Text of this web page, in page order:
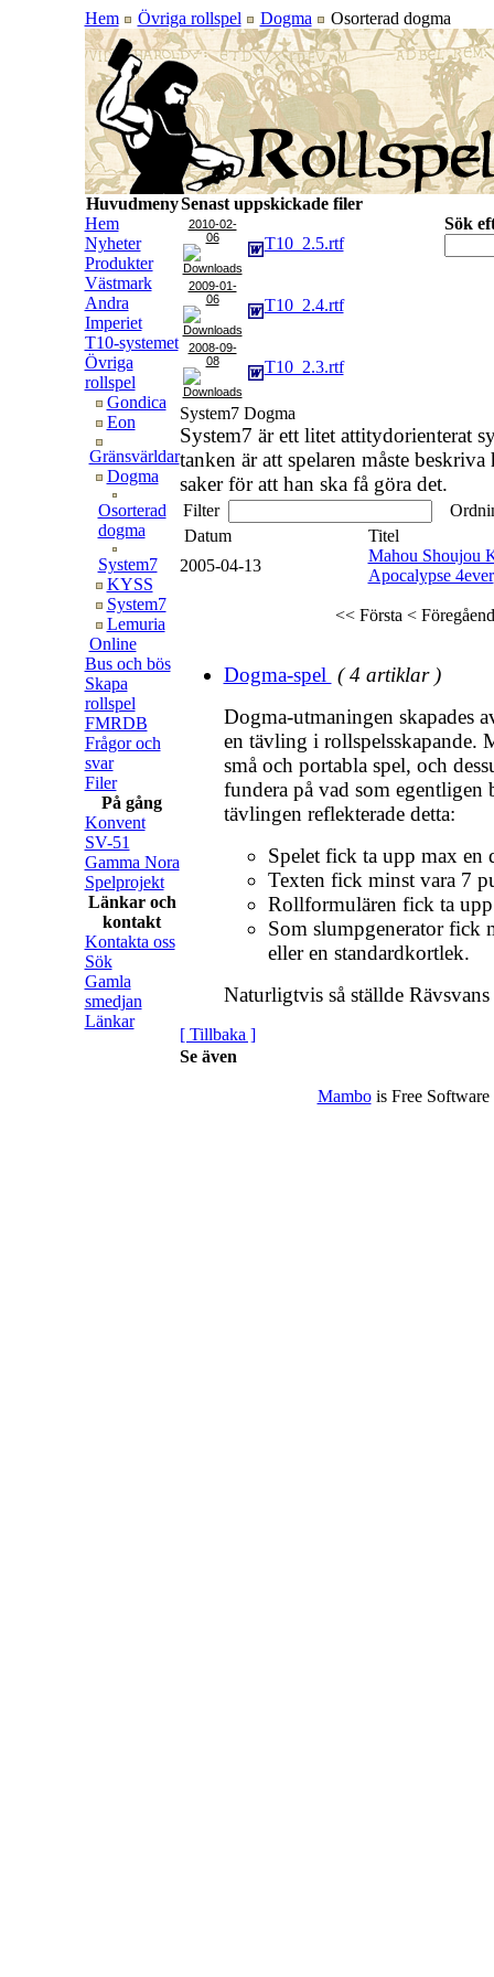
Hem Övriga rollspel Dogma Osorterad dogma
Huvudmeny
Hem
Nyheter
Produkter
Västmark
Andra
Imperiet
T10-systemet
Övriga
rollspel
Gondica
Eon
Gränsvärldar
Dogma
Osorterad
dogma
System7
KYSS
System7
Lemuria
Online
Bus och bös
Skapa
rollspel
FMRDB
Frågor och
svar
Filer
På gång
Konvent
SV-51
Gamma Nora
Spelprojekt
Länkar och
kontakt
Kontakta oss
Sök
Gamla
smedjan
Länkar
Senast uppskickade filer
2010-02-
06
T10_2.5.rtf
2009-01-
06
T10_2.4.rtf
2008-09-
08
T10_2.3.rtf
Sök
System7 Dogma
System7 är ett litet attitydorienterat
tanken är att spelaren måste
saker för att han ska få göra det.
Filter
Datum
Titel
2005-04-13
Mahou Shoujou
Apocalypse 4ever
<< Första <
Dogma-spel ( 4 artiklar )
Dogma-utmaningen skapades
en tävling i rollspelsskapande.
små och portabla spel, och
fundera på vad som egentligen
tävlingen reflekterade detta:
Spelet fick ta upp max en
Texten fick minst vara 7
Rollformulären fick ta
Som slumpgenerator fick
eller en standardkortlek.
Naturligtvis så ställde
[ Tillbaka ]
Se även
Mambois Free Software